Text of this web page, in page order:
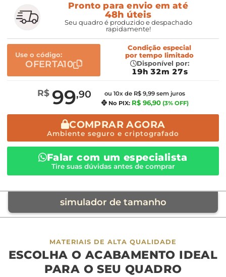
Pronto para envio em até
48h úteis
Seu quadro é produzido e despachado
rapidamente!
Use o código:
OFERTA10
Condição especial
por tempo limitado
Disponível por:
19h 32m 26s
R$ 99,90
ou 10x de R$ 9,99 sem juros
No PIX: R$ 96,90 (3% OFF)
COMPRAR AGORA
Ambiente seguro e criptografado
Falar com um especialista
Tire suas dúvidas antes de comprar
simulador de tamanho
móvel de referência
sofá cama
MATERIAIS DE ALTA QUALIDADE
ESCOLHA O ACABAMENTO IDEAL
PARA O SEU QUADRO